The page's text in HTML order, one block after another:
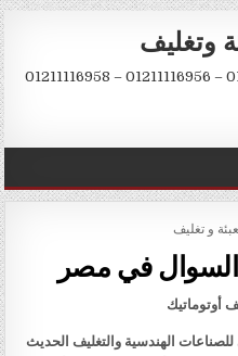
وتغليف
و تغليف
في مصر
أوتوماتيك
الهندسية والتغليف الحديث